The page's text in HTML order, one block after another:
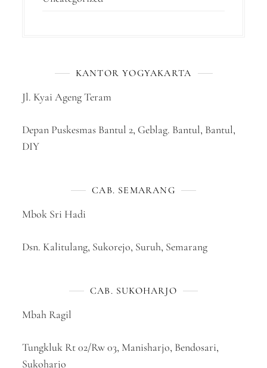
KANTOR YOGYAKARTA
Jl. Kyai Ageng Teram
Depan Puskesmas Bantul 2, Geblag. Bantul, Bantul,
DIY
CAB. SEMARANG
Mbok Sri Hadi
Dsn. Kalitulang, Sukorejo, Suruh, Semarang
CAB. SUKOHARJO
Mbah Ragil
Tungkluk Rt 02/Rw 03, Manisharjo, Bendosari,
Sukoharjo